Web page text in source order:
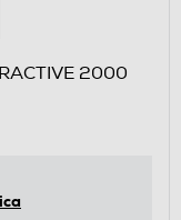
2000